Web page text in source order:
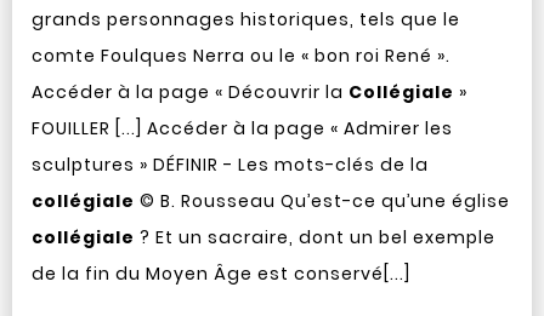
grands personnages historiques, tels que le
comte Foulques Nerra ou le « bon roi René ».
Accéder à la page « Découvrir la Collégiale »
FOUILLER [...] Accéder à la page « Admirer les
sculptures » DÉFINIR - Les mots-clés de la
collégiale © B. Rousseau Qu’est-ce qu’une église
collégiale ? Et un sacraire, dont un bel exemple
de la fin du Moyen Âge est conservé[...]